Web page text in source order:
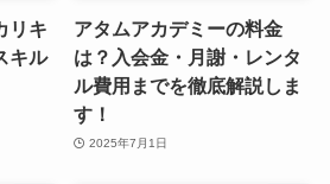
リキ
キル
アタムアカデミーの料金
は？入会金・月謝・レンタ
ル費用までを徹底解説しま
す！
2025年7月1日